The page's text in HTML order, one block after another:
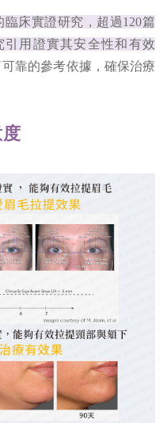
床實證研究，超過120篇
引用證實其安全性和有效
靠的參考依據，確保治療